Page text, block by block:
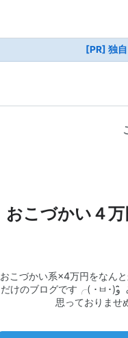
[PR] 独
おこづかい４
おこづかい系×4万円をなん
だけのブログです╭( ･ㅂ･)و ̑̑ みんなの役に立とうなんておこがましいことはさっぱり
思っておりませ